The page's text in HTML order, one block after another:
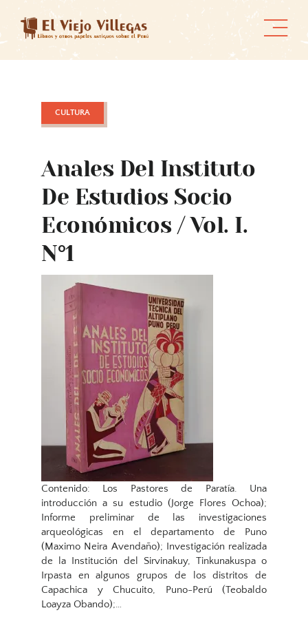
content
CULTURA
Anales Del Instituto
De Estudios Socio
Económicos / Vol. I.
N°1
Contenido: Los Pastores de Paratía. Una
introducción a su estudio (Jorge Flores Ochoa);
Informe preliminar de las investigaciones
arqueológicas en el departamento de Puno
(Maximo Neira Avendaño); Investigación realizada
de la Institución del Sirvinakuy, Tinkunakuspa o
Irpasta en algunos grupos de los distritos de
Capachica y Chucuito, Puno-Perú (Teobaldo
Loayza Obando);…